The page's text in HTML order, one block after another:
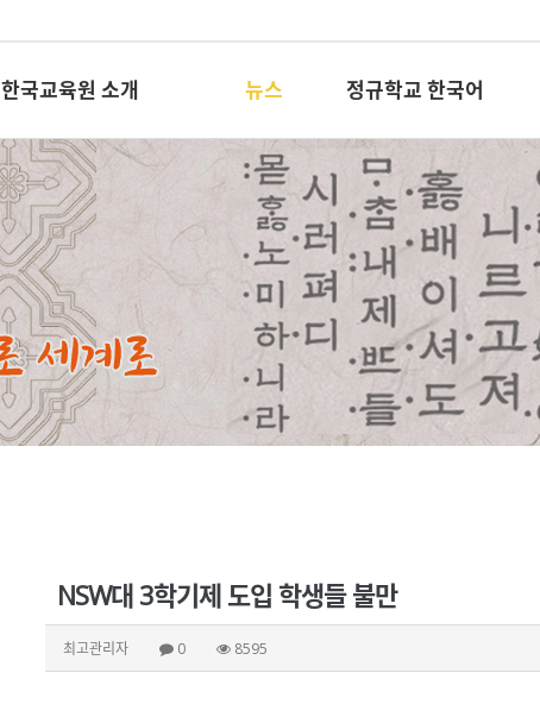
한국교육원 소개 뉴스 정규학교 한국어
NSW대 3학기제 도입 학생들 불만
최고관리자 0 8595